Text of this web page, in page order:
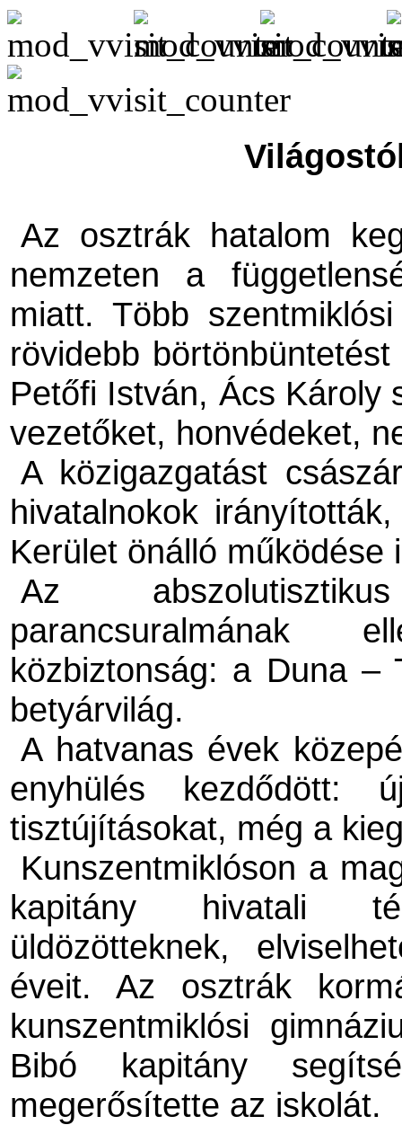
Az osztrák hatalom
nemzeten a
miatt. Több
rövidebb
Petőfi István, Ács Károly
vezetőket, honvédeket,
A közigazgatást
hivatalnokok
Kerület önálló működése
Az
parancsuralmának
közbiztonság: a Duna –
betyárvilág.
A hatvanas évek
enyhülés kezdődött:
tisztújításokat, még a
Kunszentmiklóson a
kapitány hivatali
üldözötteknek,
éveit. Az osztrák
kunszentmiklósi
Bibó kapitány
megerősítette az iskolát.